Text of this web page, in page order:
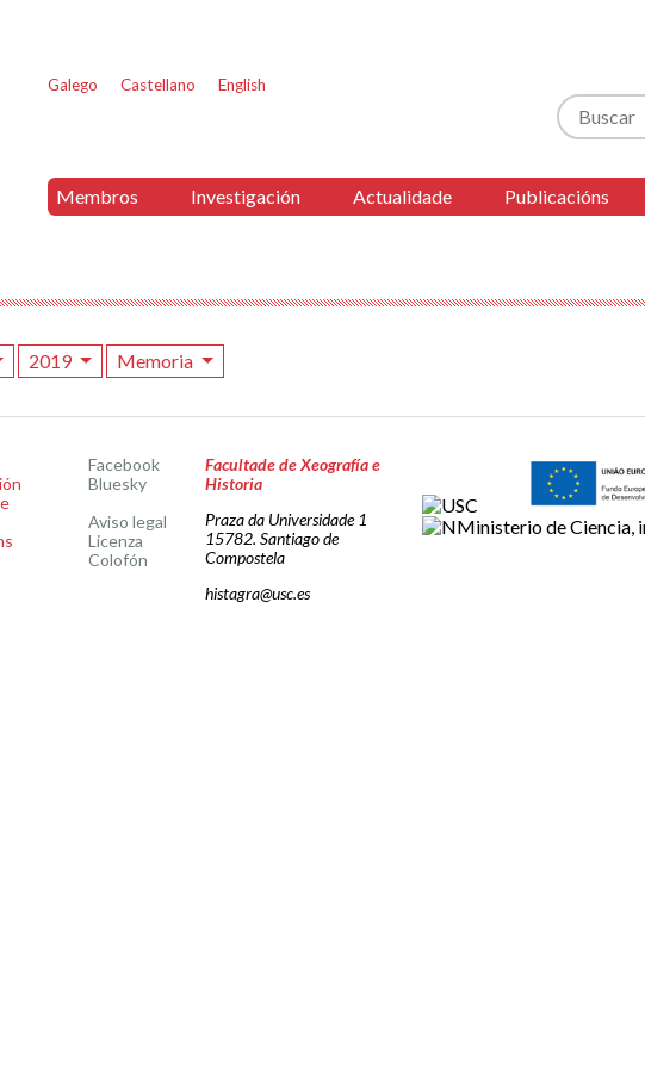
Galego Castellano English
Buscar
Membros Investigación Actualidade Publicacións
2019 Memoria
Facebook
Bluesky
Aviso legal
Licenza
Colofón
Facultade de Xeografía e
Historia
Praza da Universidade 1
15782. Santiago de
Compostela
histagra@usc.es